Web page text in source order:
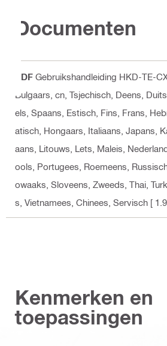
Documenten
PDF Gebruikshandleiding HKD-TE-
Bulgaars, cn, Tsjechisch, Deens,
els, Spaans, Estisch, Fins, Frans,
atisch, Hongaars, Italiaans, Japans,
aans, Litouws, Lets, Maleis,
ools, Portugees, Roemeens,
owaaks, Sloveens, Zweeds, Thai,
s, Vietnamees, Chinees, Servisch [
Kenmerken en
toepassingen